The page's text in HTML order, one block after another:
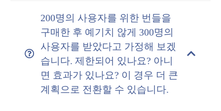
200명의 사용자를 위한 번들을
구매한 후 예기치 않게 300명의
사용자를 받았다고 가정해 보겠
습니다. 제한되어 있나요? 아니
면 효과가 있나요? 이 경우 더 큰
계획으로 전환할 수 있습니다.